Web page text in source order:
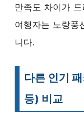
만족도 차이가
여행자는 노랑풍
니다.
다른 인기
등) 비교